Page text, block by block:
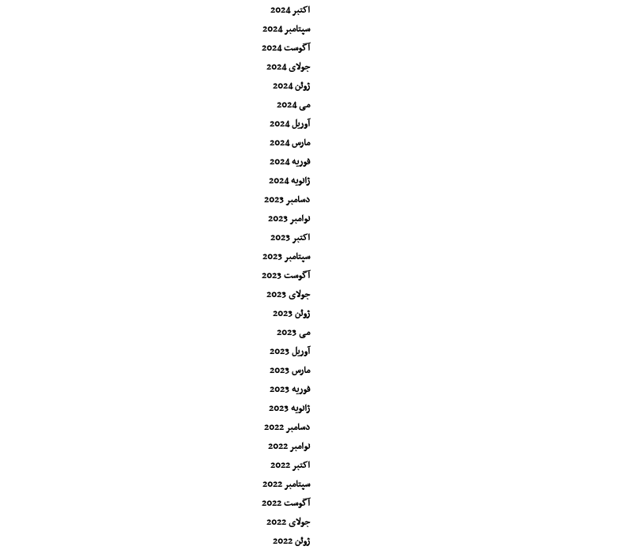
اکتبر 2024
سپتامبر 2024
آگوست 2024
جولای 2024
ژوئن 2024
می 2024
آوریل 2024
مارس 2024
فوریه 2024
ژانویه 2024
دسامبر 2023
نوامبر 2023
اکتبر 2023
سپتامبر 2023
آگوست 2023
جولای 2023
ژوئن 2023
می 2023
آوریل 2023
مارس 2023
فوریه 2023
ژانویه 2023
دسامبر 2022
نوامبر 2022
اکتبر 2022
سپتامبر 2022
آگوست 2022
جولای 2022
ژوئن 2022